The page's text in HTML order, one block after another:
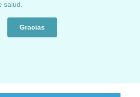
salud.
Gracias